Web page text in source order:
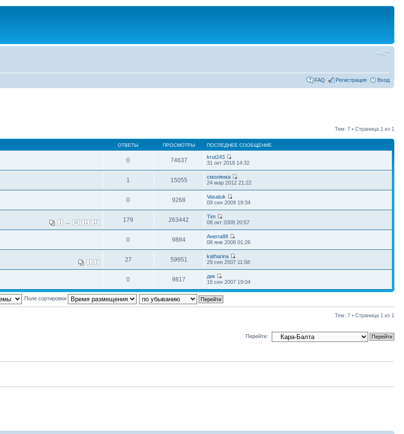
FAQ Регистрация Вход
Тем: 7 • Страница 1 из 1
ОТВЕТЫ ПРОСМОТРЫ ПОСЛЕДНЕЕ СООБЩЕНИЕ
0 74637
krut243
31 окт 2018 14:32
1 15055
смолянка
24 мар 2012 21:22
0 9268
Vasatuk
09 сен 2009 19:34
1 10 11 12 179 263442
Tim
08 окт 2008 20:57
0 9884
Анюта88
08 янв 2008 01:26
1 2 27 59951
katharina
29 сен 2007 11:58
0 9817
дик
15 сен 2007 19:04
Поле сортировки
Тем: 7 • Страница 1 из 1
Перейти: